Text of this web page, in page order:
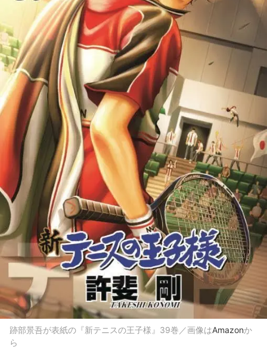
跡部景吾が表紙の『新テニスの王子様』39巻／画像はAmazonか
ら